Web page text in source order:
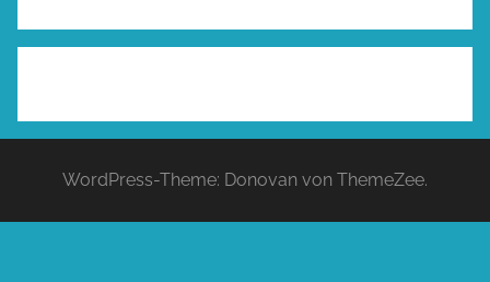
WordPress-Theme: Donovan von ThemeZee.